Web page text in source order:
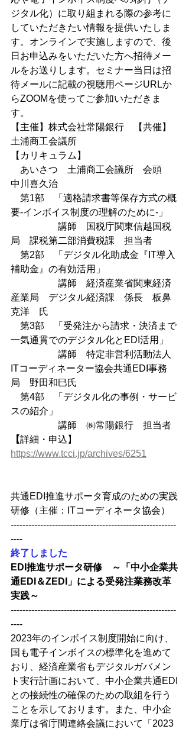
ジタル化）に取り組まれる際の参考に
していただきたい情報を提供いたしま
す。オンラインで実施しますので、後
日お申込みをいただいた方へ招待メー
ルをお送りします。セミナー当日は招
待メールに記載の視聴用ページURLか
らZOOMを使ってご参加いただきま
す。
【主催】株式会社常陽銀行　【共催】
土浦商工会議所
【カリキュラム】
あいさつ　土浦商工会議所　会頭
中川喜久治
第1部　「適格請求書等保存方式の概
要-インボイス制度の理解のために-」
講師　国税庁関東信越国税
局　課税第二部消費税課　担当者
第2部　「デジタル化助成金『IT導入
補助金』の有効活用」
講師　経済産業省関東経済
産業局　デジタル経済課　係長　板鼻
克洋　氏
第3部　「受発注から請求・決済まで
一気通貫でのデジタル化とEDI活用」
講師　特定非営利活動法人
ITコーディネーター協会共通EDI事務
局　野田和巳氏
第4部　「デジタル化の事例・サービ
スの紹介」
講師　㈱常陽銀行　担当者
【詳細・申込】
https://www.tcci.jp/archives/6251
共通EDI推進サポータ育成のための実践
研修（主催：ITコーディネータ協会）
--------------------------------------------------------
----
終了しました
EDI推進サポータ研修　～「中小企業共
通EDI＆ZEDI」による受発注業務改革
実践～
--------------------------------------------------------
----
2023年のインボイス制度開始に向け、
国も電子インボイスの標準化を進めて
おり、経済産業省もデジタルガバメン
ト実行計画において、中小企業共通EDI
との接続性の確保のための取組を行う
ことを示しております。また、中小企
業庁は省庁間連絡会議において「2023